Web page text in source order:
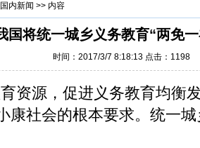
国内新闻 >> 内容
国将统一城乡义务教育“两免
时间：2017/3/7 8:18:13 点击： 1198
资源，促进义务教育均衡
康社会的根本要求。统一